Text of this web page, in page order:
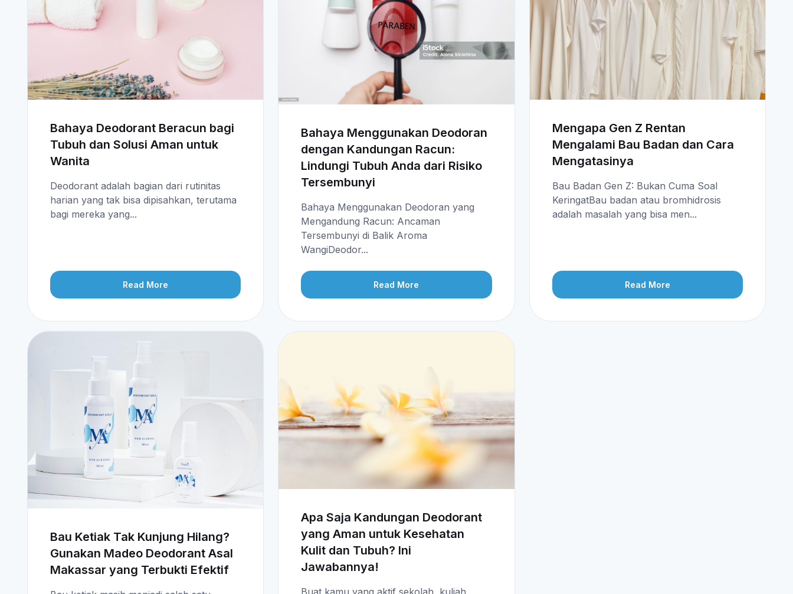
Bahaya Deodorant Beracun bagi
Tubuh dan Solusi Aman untuk
Wanita
Deodorant adalah bagian dari rutinitas
harian yang tak bisa dipisahkan, terutama
bagi mereka yang...
Read More
Bahaya Menggunakan Deodoran
dengan Kandungan Racun:
Lindungi Tubuh Anda dari Risiko
Tersembunyi
Bahaya Menggunakan Deodoran yang
Mengandung Racun: Ancaman
Tersembunyi di Balik Aroma
WangiDeodor...
Read More
Mengapa Gen Z Rentan
Mengalami Bau Badan dan Cara
Mengatasinya
Bau Badan Gen Z: Bukan Cuma Soal
KeringatBau badan atau bromhidrosis
adalah masalah yang bisa men...
Read More
Bau Ketiak Tak Kunjung Hilang?
Gunakan Madeo Deodorant Asal
Makassar yang Terbukti Efektif
Apa Saja Kandungan Deodorant
yang Aman untuk Kesehatan
Kulit dan Tubuh? Ini
Jawabannya!
Buat kamu yang aktif sekolah, kuliah,